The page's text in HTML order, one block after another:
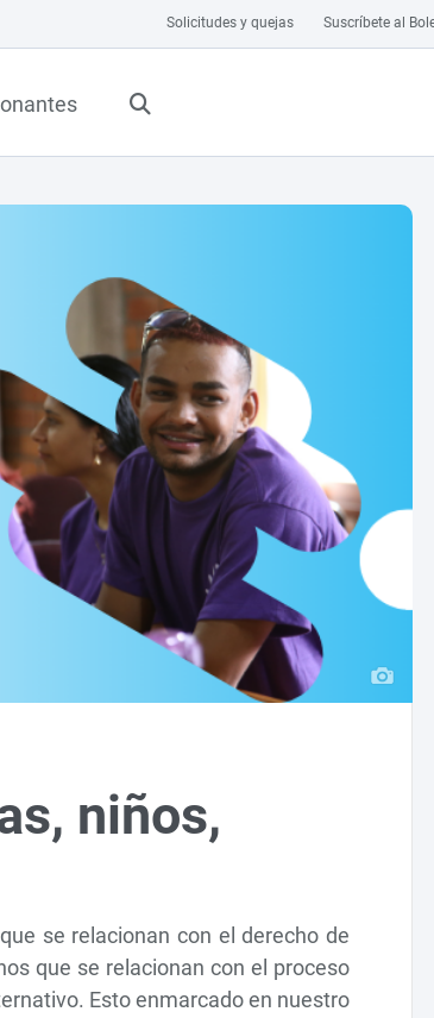
Solicitudes y quejas Suscríbete al
niños,
se relacionan con el derecho de
que se relacionan con el proceso
Esto enmarcado en nuestro